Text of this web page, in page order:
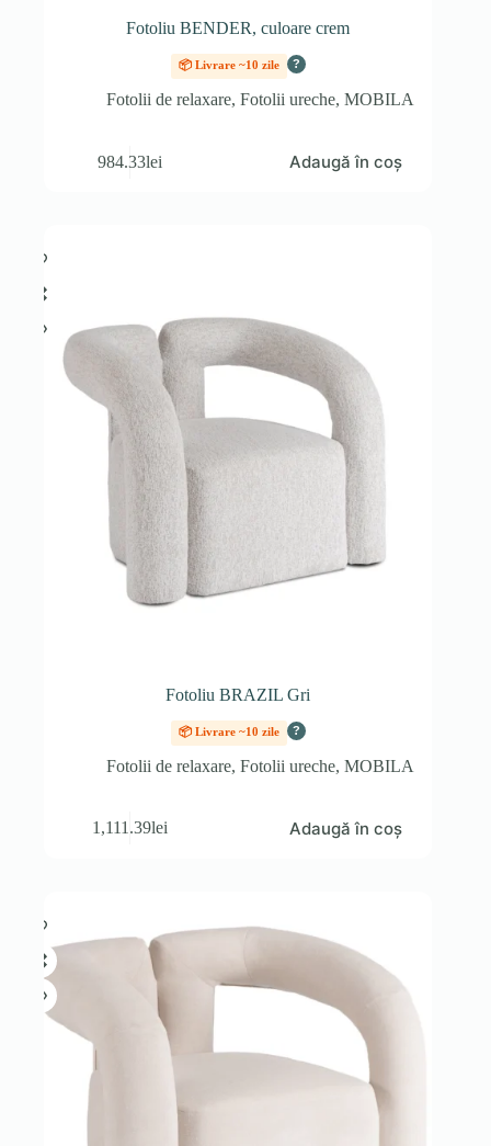
Fotoliu BENDER, culoare crem
📦 Livrare ~10 zile ?
Fotolii de relaxare, Fotolii ureche, MOBILA
984.33lei Adaugă în coș
Fotoliu BRAZIL Gri
📦 Livrare ~10 zile ?
Fotolii de relaxare, Fotolii ureche, MOBILA
1,111.39lei Adaugă în coș